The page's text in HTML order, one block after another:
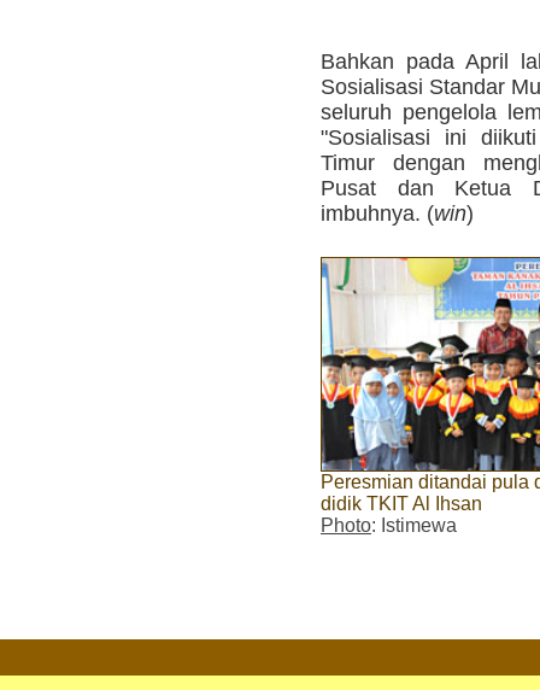
Bahkan pada April
Sosialisasi Standar
seluruh pengelola
"Sosialisasi ini
Timur dengan
Pusat dan Ketua
imbuhnya. (win)
Peresmian ditandai pula
didik TKIT Al Ihsan
Photo: Istimewa